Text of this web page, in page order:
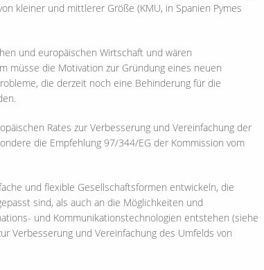
kleiner und mittlerer Größe (KMU, in Spanien Pymes
und europäischen Wirtschaft und wären
müsse die Motivation zur Gründung eines neuen
die derzeit noch eine Behinderung für die
Rates zur Verbesserung und Vereinfachung der
die Empfehlung 97/344/EG der Kommission vom
und flexible Gesellschaftsformen entwickeln, die
sind, als auch an die Möglichkeiten und
und Kommunikationstechnologien entstehen (siehe
Verbesserung und Vereinfachung des Umfelds von